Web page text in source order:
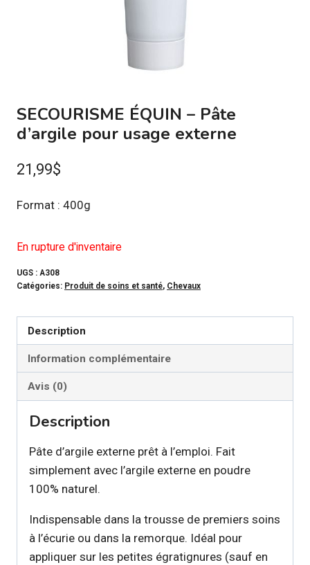
SECOURISME ÉQUIN – Pâte
d’argile pour usage externe
21,99$
Format : 400g
En rupture d'inventaire
UGS : A308
Catégories: Produit de soins et santé, Chevaux
Description
Information complémentaire
Avis (0)
Description
Pâte d’argile externe prêt à l’emploi. Fait
simplement avec l’argile externe en poudre
100% naturel.
Indispensable dans la trousse de premiers soins
à l’écurie ou dans la remorque. Idéal pour
appliquer sur les petites égratignures (sauf en